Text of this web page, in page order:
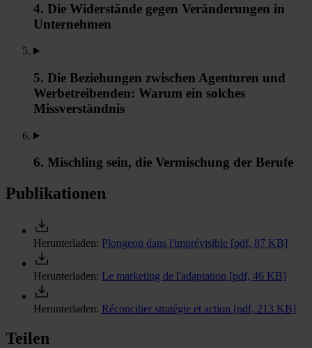
4. Die Widerstände gegen Veränderungen in
Unternehmen
5. Die Beziehungen zwischen Agenturen und
Werbetreibenden: Warum ein solches
Missverständnis
6. Mischling sein, die Vermischung der Berufe
Publikationen
Herunterladen: Plongeon dans l'imprévisible [pdf, 87 KB]
Herunterladen: Le marketing de l'adaptation [pdf, 46 KB]
Herunterladen: Réconcilier stratégie et action [pdf, 213 KB]
Teilen